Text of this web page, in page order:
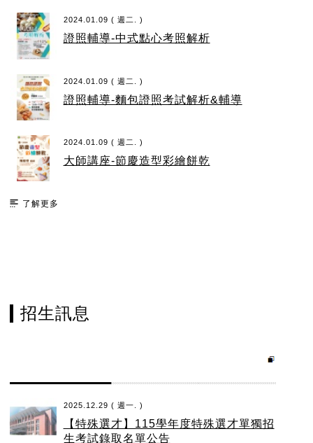
2024.01.09 ( 週二. )
證照輔導-中式點心考照解析
2024.01.09 ( 週二. )
證照輔導-麵包證照考試解析&輔導
2024.01.09 ( 週二. )
大師講座-節慶造型彩繪餅乾
了解更多
招生訊息
2025.12.29 ( 週一. )
【特殊選才】115學年度特殊選才單獨招
生考試錄取名單公告